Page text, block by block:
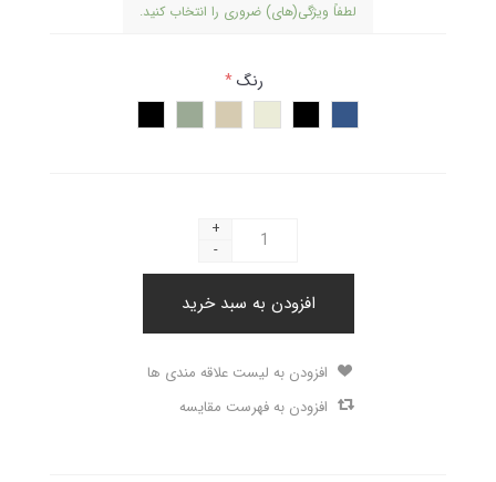
لطفاً ویژگی(های) ضروری را انتخاب کنید.
رنگ*
+
-
افزودن به سبد خرید
افزودن به لیست علاقه مندی ها
افزودن به فهرست مقایسه